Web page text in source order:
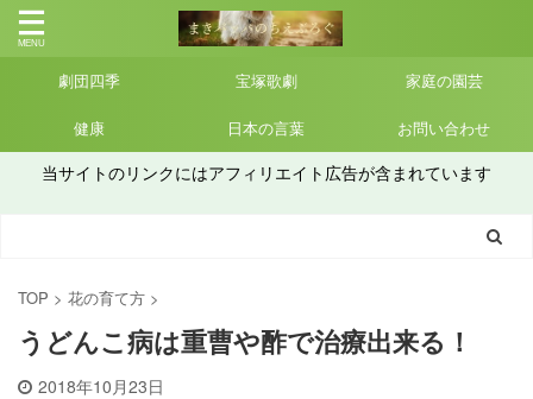
劇団四季 宝塚歌劇 家庭の園芸
健康 日本の言葉 お問い合わせ
当サイトのリンクにはアフィリエイト広告が含まれています
TOP > 花の育て方 >
うどんこ病は重曹や酢で治療出来る！
2018年10月23日